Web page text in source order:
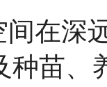
在深
种苗、